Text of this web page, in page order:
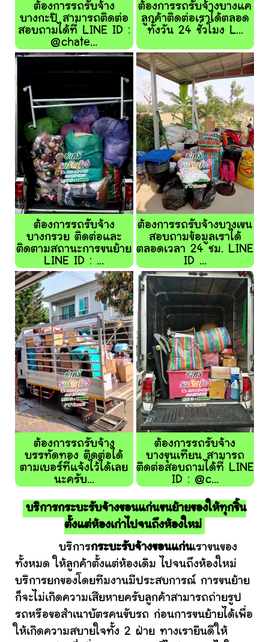
ต้องการรถรับจ้าง
บางกะปิ สามารถติดต่อ
สอบถามได้ที่ LINE ID :
@chate...
ต้องการรถรับจ้างบางแค
ลูกค้าติดต่อเราได้ตลอด
ทั้งวัน 24 ชั่วโมง L...
ต้องการรถรับจ้าง
บางกรวย ติดต่อและ
ติดตามสถานะการขนย้าย
LINE ID : ...
ต้องการรถรับจ้างบางเขน
สอบถามข้อมูลเราได้
ตลอดเวลา 24 ชม. LINE
ID ...
ต้องการรถรับจ้าง
บรรทัดทอง ติดต่อได้
ตามเบอร์ที่แจ้งไว้ได้เลย
นะครับ...
ต้องการรถรับจ้าง
บางขุนเทียน สามารถ
ติดต่อสอบถามได้ที่ LINE
ID : @c...
บริการกระบะรับจ้างขอนแก่นขนย้ายของให้ทุกชิ้น
ตั้งแต่ห้องเก่าไปจนถึงห้องใหม่
บริการกระบะรับจ้างขอนแก่นเราขนของ
ทั้งหมด ให้ลูกค้าตั้งแต่ห้องเดิม ไปจนถึงห้องใหม่
บริการยกของโดยทีมงานมีประสบการณ์ การขนย้าย
ก็จะไม่เกิดความเสียหายครับลูกค้าสามารถถ่ายรูป
รถหรือขอสำเนาบัตรคนขับรถ ก่อนการขนย้ายได้เพื่อ
ให้เกิดความสบายใจทั้ง 2 ฝ่าย ทางเรายินดีให้